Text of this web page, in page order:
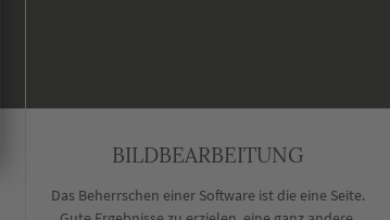
BILDBEARBEITUNG
Das Beherrschen einer Software ist die eine Seite.